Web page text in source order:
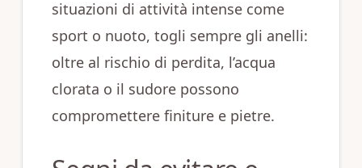
situazioni di attività intense come
sport o nuoto, togli sempre gli anelli:
oltre al rischio di perdita, l’acqua
clorata o il sudore possono
compromettere finiture e pietre.